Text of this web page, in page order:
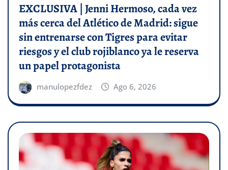
EXCLUSIVA | Jenni Hermoso, cada vez
más cerca del Atlético de Madrid: sigue
sin entrenarse con Tigres para evitar
riesgos y el club rojiblanco ya le reserva
un papel protagonista
manulopezfdez Ago 6, 2026